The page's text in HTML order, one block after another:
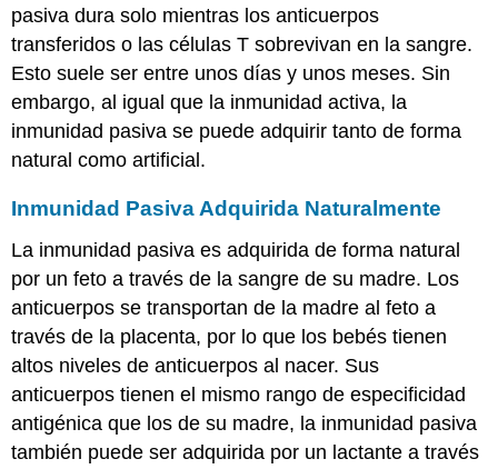
pasiva dura solo mientras los anticuerpos
transferidos o las células T sobrevivan en la sangre.
Esto suele ser entre unos días y unos meses. Sin
embargo, al igual que la inmunidad activa, la
inmunidad pasiva se puede adquirir tanto de forma
natural como artificial.
Inmunidad Pasiva Adquirida Naturalmente
La inmunidad pasiva es adquirida de forma natural
por un feto a través de la sangre de su madre. Los
anticuerpos se transportan de la madre al feto a
través de la placenta, por lo que los bebés tienen
altos niveles de anticuerpos al nacer. Sus
anticuerpos tienen el mismo rango de especificidad
antigénica que los de su madre, la inmunidad pasiva
también puede ser adquirida por un lactante a través